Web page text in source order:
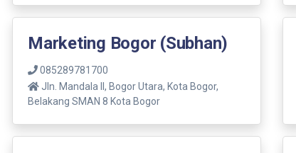
Marketing Bogor (Subhan)
085289781700
Jln. Mandala ll, Bogor Utara, Kota Bogor,
Belakang SMAN 8 Kota Bogor